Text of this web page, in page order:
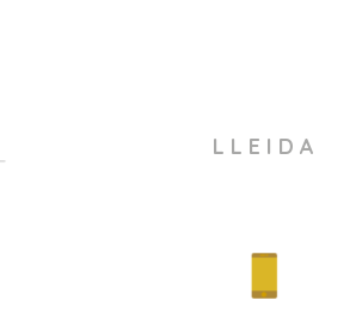
L L E I D A